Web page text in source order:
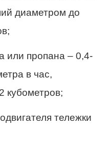
диаметром до
или пропана – 0,4-
в час,
кубометров;
тележки